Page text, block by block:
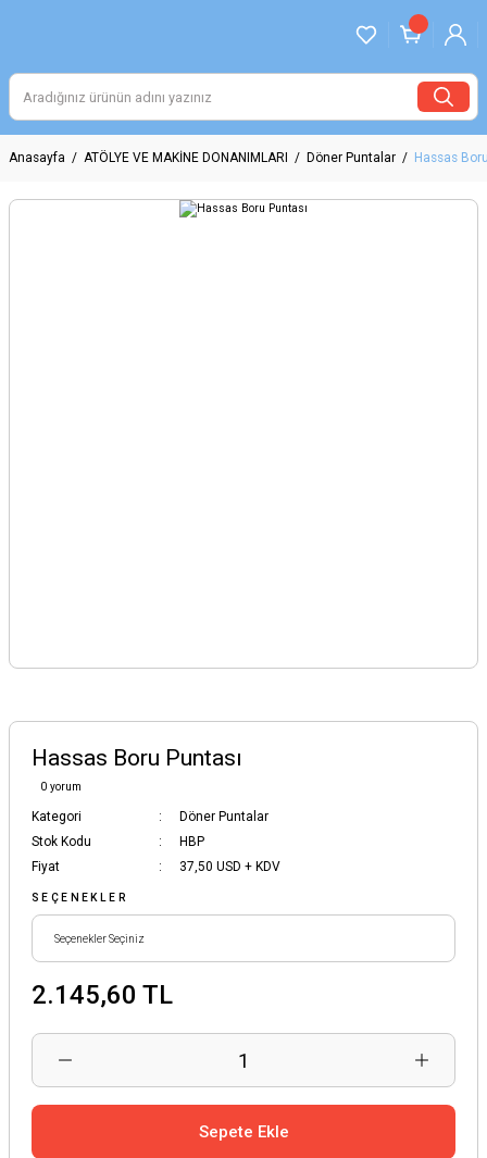
Anasayfa ATÖLYE VE MAKİNE DONANIMLARI Döner Puntalar Hassas
Hassas Boru Puntası
0 yorum
Kategori
Döner Puntalar
Stok Kodu
HBP
Fiyat
37,50 USD + KDV
SEÇENEKLER
2.145,60 TL
Sepete Ekle